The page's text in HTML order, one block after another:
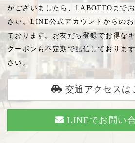
がございましたら、LABOTTOまで
さい。LINE公式アカウントからの
ております。お友だち登録でお得な
クーポンも不定期で配信しておりま
さい。
交通アクセスは
LINEでお問い